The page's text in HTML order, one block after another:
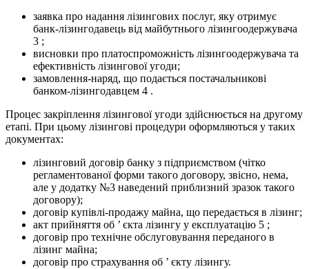
заявка про надання лізингових послуг, яку отримує
банк-лізингодавець від майбутнього лізингоодержувача
3 ;
висновки про платоспроможність лізингоодержувача та
ефективність лізингової угоди;
замовлення-наряд, що подається постачальникові
банком-лізингодавцем 4 .
Процес закріплення лізингової угоди здійснюється на другому
етапі. При цьому лізингові процедури оформляються у таких
документах:
лізинговий договір банку з підприємством (чітко
регламентованої форми такого договору, звісно, нема,
але у додатку №3 наведений приблизний зразок такого
договору);
договір купівлі-продажу майна, що передається в лізинг;
акт прийняття об ’ єкта лізингу у експлуатацію 5 ;
договір про технічне обслуговування переданого в
лізинг майна;
договір про страхування об ’ єкту лізингу.